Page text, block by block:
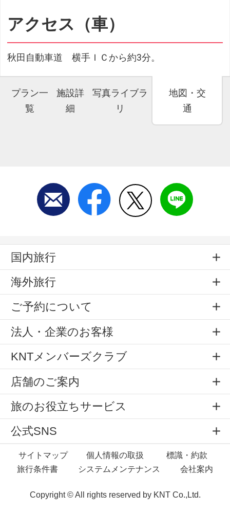
アクセス（車）
秋田自動車道 横手ＩＣから約3分。
プラン一
覧
施設詳
細
写真ライブラ
リ
地図・交
通
国内旅行
海外旅行
ご予約について
法人・企業のお客様
KNTメンバーズクラブ
店舗のご案内
旅のお役立ちサービス
公式SNS
サイトマップ 個人情報の取扱
標識・約款
旅行条件書
システムメンテナンス 会社案内
Copyright © All rights reserved by KNT Co.,Ltd.